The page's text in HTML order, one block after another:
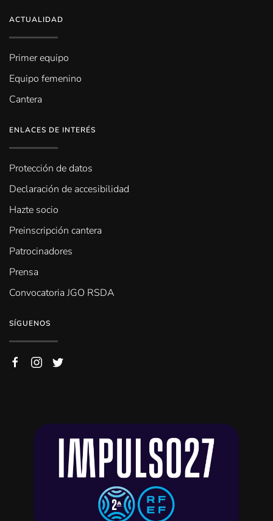
ACTUALIDAD
Primer equipo
Equipo femenino
Cantera
ENLACES DE INTERÉS
Protección de datos
Declaración de accesibilidad
Hazte socio
Preinscripción cantera
Patrocinadores
Prensa
Convocatoria JGO RSDA
SÍGUENOS